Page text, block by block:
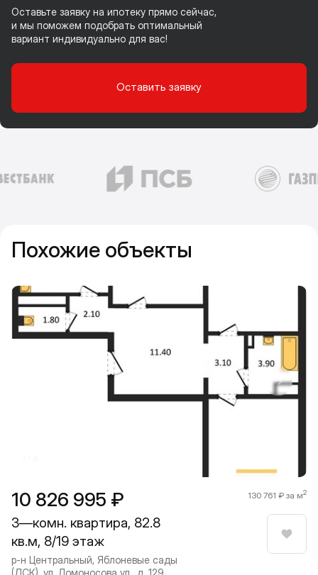
Оставьте заявку на ипотеку прямо сейчас,
и мы поможем подобрать оптимальный
вариант индивидуально для вас!
Оставить заявку
Похожие объекты
10 826 995 ₽ 130 761 ₽ за м2
3—комн. квартира, 82.8
кв.м, 8/19 этаж
р-н Центральный, Яблоневые сады
(ДСК), ул. Ломоносова ул., д. 129